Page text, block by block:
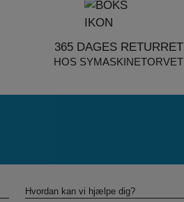
365 DAGES RETURRET
HOS SYMASKINETORVET
Hvordan kan vi hjælpe dig?